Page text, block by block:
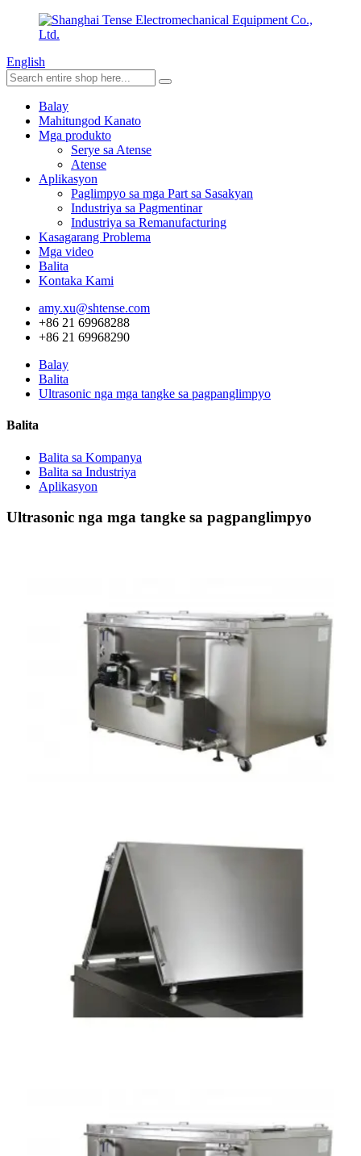
English
Balay
Mahitungod Kanato
Mga produkto
Serye sa Atense
Atense
Aplikasyon
Paglimpyo sa mga Part sa Sasakyan
Industriya sa Pagmentinar
Industriya sa Remanufacturing
Kasagarang Problema
Mga video
Balita
Kontaka Kami
amy.xu@shtense.com
+86 21 69968288
+86 21 69968290
Balay
Balita
Ultrasonic nga mga tangke sa pagpanglimpyo
Balita
Balita sa Kompanya
Balita sa Industriya
Aplikasyon
Ultrasonic nga mga tangke sa pagpanglimpyo